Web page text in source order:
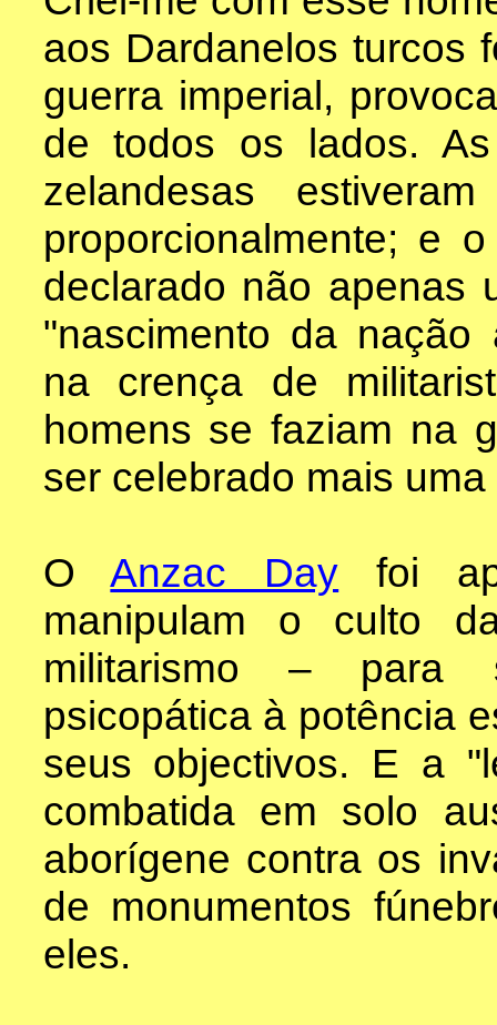
aos Dardanelos turcos
guerra imperial,
de todos os lados.
zelandesas
proporcionalmente; e
declarado não apenas
"nascimento da nação
na crença de
homens se faziam na
ser celebrado mais uma
OAnzac Day foi
manipulam o culto
militarismo – para
psicopática à potência
seus objectivos. E a
combatida em solo
aborígene contra os
de monumentos
eles.